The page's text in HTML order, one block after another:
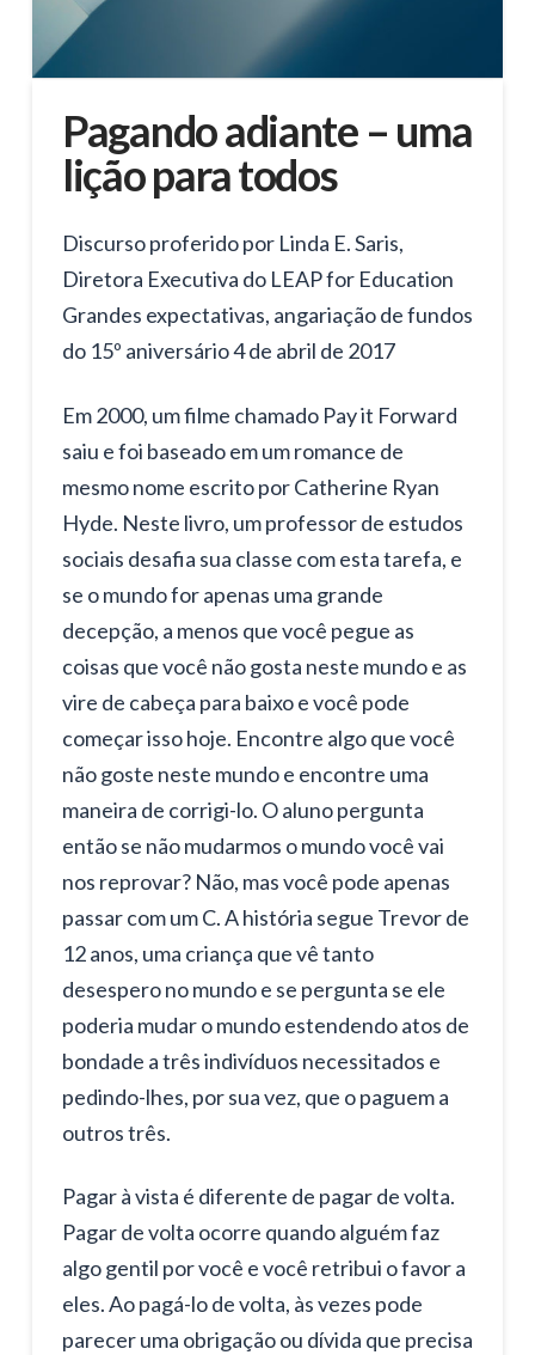
Pagando adiante – uma
lição para todos
Discurso proferido por Linda E. Saris,
Diretora Executiva do LEAP for Education
Grandes expectativas, angariação de fundos
do 15º aniversário 4 de abril de 2017
Em 2000, um filme chamado Pay it Forward
saiu e foi baseado em um romance de
mesmo nome escrito por Catherine Ryan
Hyde. Neste livro, um professor de estudos
sociais desafia sua classe com esta tarefa, e
se o mundo for apenas uma grande
decepção, a menos que você pegue as
coisas que você não gosta neste mundo e as
vire de cabeça para baixo e você pode
começar isso hoje. Encontre algo que você
não goste neste mundo e encontre uma
maneira de corrigi-lo. O aluno pergunta
então se não mudarmos o mundo você vai
nos reprovar? Não, mas você pode apenas
passar com um C. A história segue Trevor de
12 anos, uma criança que vê tanto
desespero no mundo e se pergunta se ele
poderia mudar o mundo estendendo atos de
bondade a três indivíduos necessitados e
pedindo-lhes, por sua vez, que o paguem a
outros três.
Pagar à vista é diferente de pagar de volta.
Pagar de volta ocorre quando alguém faz
algo gentil por você e você retribui o favor a
eles. Ao pagá-lo de volta, às vezes pode
parecer uma obrigação ou dívida que precisa